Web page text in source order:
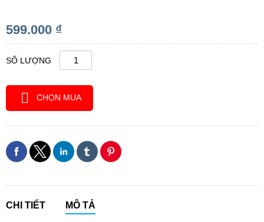
599.000 ₫
SỐ LƯỢNG
CHỌN MUA
CHI TIẾT MÔ TẢ